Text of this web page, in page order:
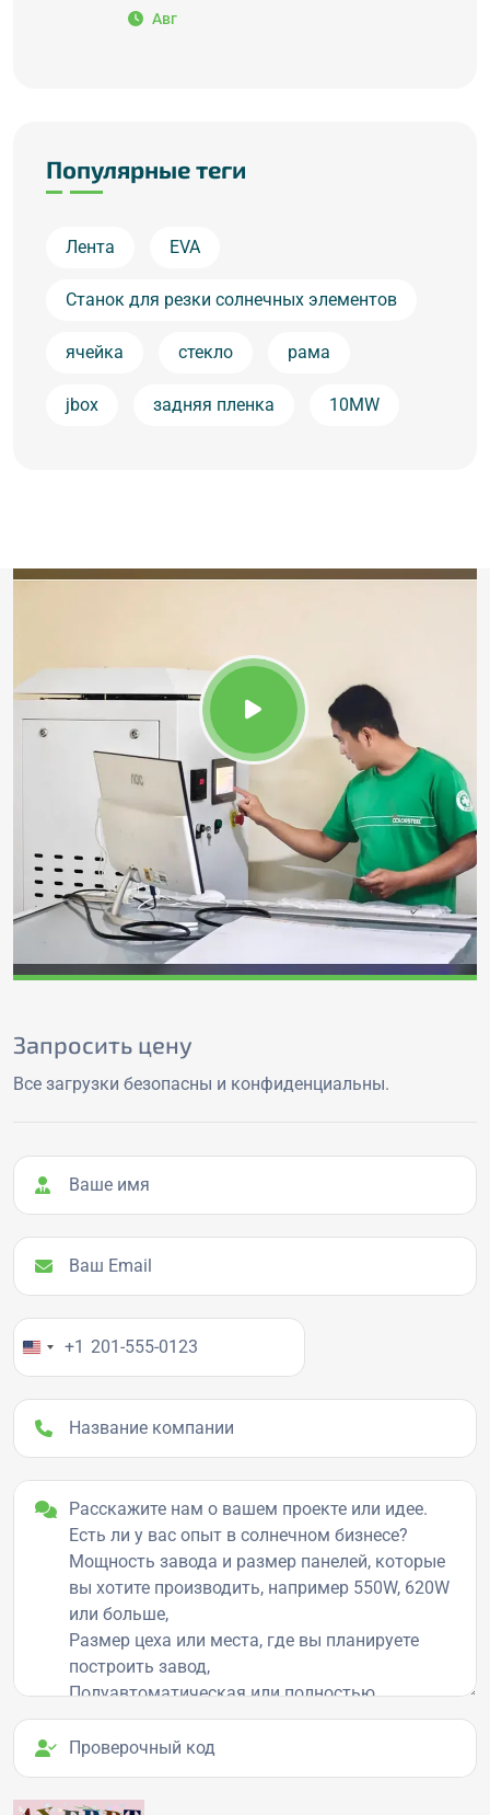
Авг
Популярные теги
Лента EVA
Станок для резки солнечных элементов
ячейка стекло рама
jbox задняя пленка 10MW
Запросить цену
Все загрузки безопасны и конфиденциальны.
Ваше имя
Ваш Email
Ваш номер телефона
+1
Название компании
Детали проекта
Проверочный код